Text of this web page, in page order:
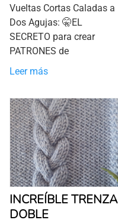
Vueltas Cortas Caladas a
Dos Agujas: 🤫EL
SECRETO para crear
PATRONES de
Leer más
INCREÍBLE TRENZA
DOBLE